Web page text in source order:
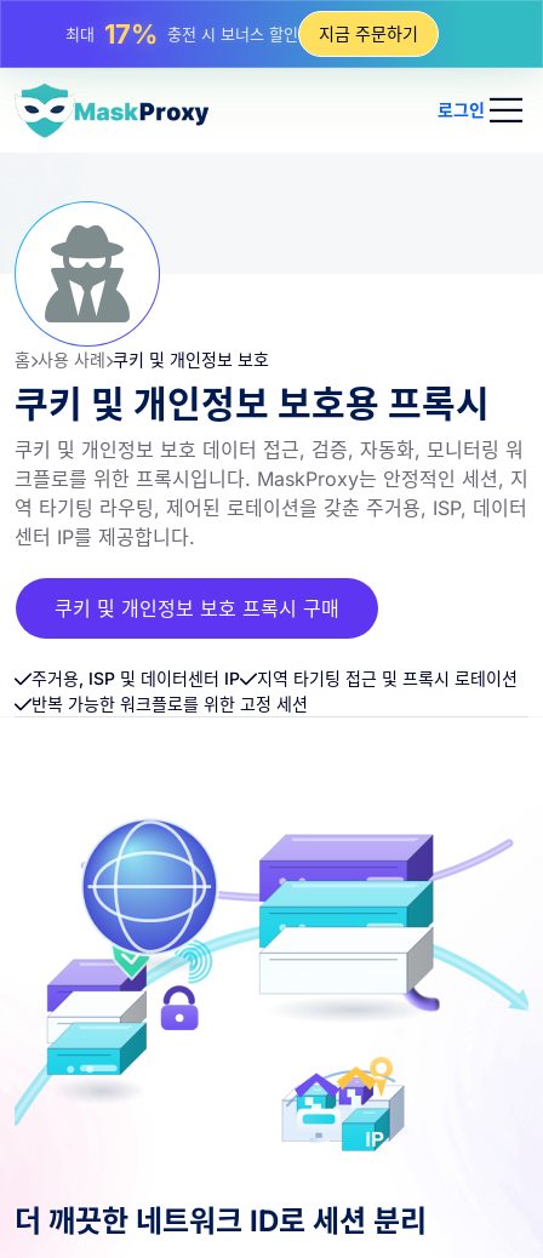
25%
최대81%순환 IP 구매 할인
지금 주문하기
로그인
홈 사용 사례 쿠키 및 개인정보 보호
쿠키 및 개인정보 보호용 프록시
쿠키 및 개인정보 보호 데이터 접근, 검증, 자동화, 모니터링 워
크플로를 위한 프록시입니다. MaskProxy는 안정적인 세션, 지
역 타기팅 라우팅, 제어된 로테이션을 갖춘 주거용, ISP, 데이터
센터 IP를 제공합니다.
쿠키 및 개인정보 보호 프록시 구매
주거용, ISP 및 데이터센터 IP
지역 타기팅 접근 및 프록시 로테이션
반복 가능한 워크플로를 위한 고정 세션
더 깨끗한 네트워크 ID로 세션 분리